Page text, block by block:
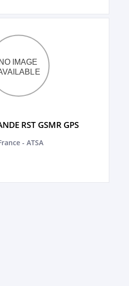
RST GSMR GPS
- ATSA